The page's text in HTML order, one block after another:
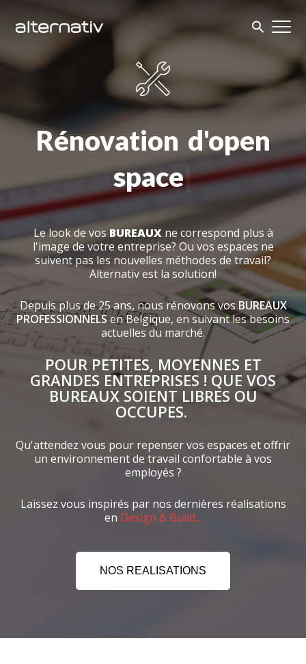
Rénovationd'o|
Le look de vosBUREAUXne correspond plus à
l'image de votre entreprise? Ou vos espaces ne
suivent pas les nouvelles méthodes de travail?
Alternativ est la solution!
Depuis plus de 25 ans, nous rénovons vosBUREAUX
PROFESSIONNELSen Belgique, en suivant les besoins
actuelles du marché.
POUR PETITES, MOYENNES ET
GRANDES ENTREPRISES ! QUE VOS
BUREAUX SOIENT LIBRES OU
OCCUPES.
Qu'attendez vous pour repenser vos espaces et offrir
un environnement de travail confortable à vos
Laissez vous inspirés par nos dernières réalisations
Design & Build...